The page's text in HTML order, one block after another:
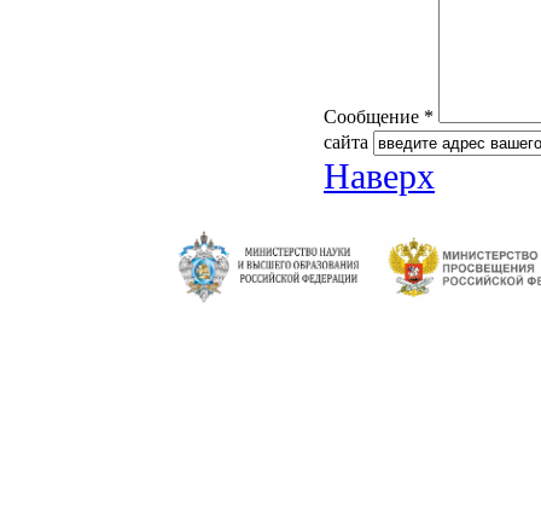
Сообщение *
сайта
Наверх